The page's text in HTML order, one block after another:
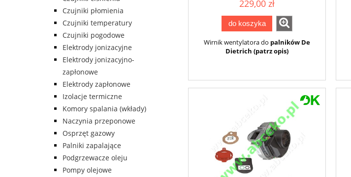
Czujniki płomienia
Czujniki temperatury
Czujniki pogodowe
Elektrody jonizacyjne
Elektrody jonizacyjno-
zapłonowe
Elektrody zapłonowe
Izolacje termiczne
Komory spalania (wkłady)
Naczynia przeponowe
Osprzęt gazowy
Palniki zapalające
Podgrzewacze oleju
Pompy olejowe
229,00 zł
do koszyka
Wirnik wentylatora do palników De
Dietrich (patrz opis)